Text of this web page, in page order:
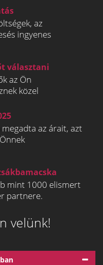
az
ingyenes
választani
az Ön
közel
az árait, azt
mint 1000 elismert
partnere.
velünk!